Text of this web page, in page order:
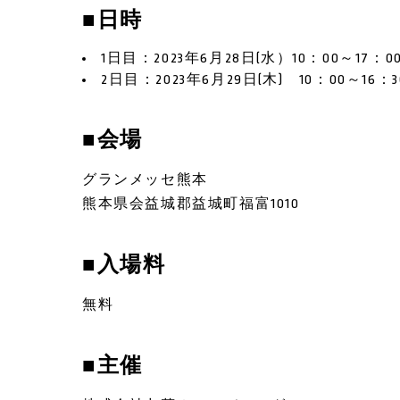
■日時
1日目：2023年6月28日(水）10：00～17：
2日目：2023年6月29日(木) 10：00～16：
■会場
グランメッセ熊本
熊本県会益城郡益城町福富1010
■入場料
無料
■主催